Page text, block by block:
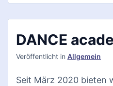
DANCE
Veröffentlicht in Allgemein
Seit März 2020 bieten